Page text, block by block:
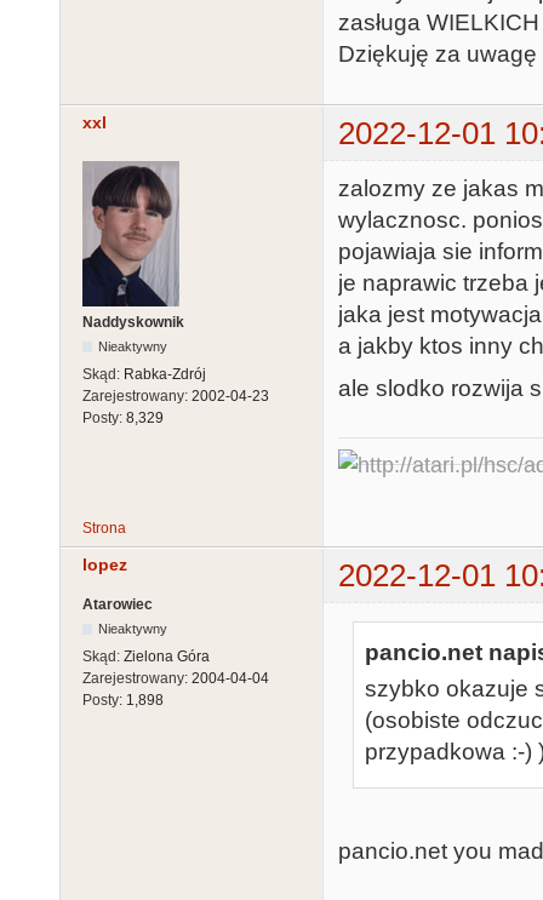
zasługa
Dziękuję za
xxl 2022-12-01
Naddyskownik
Nieaktywny
Skąd: Rabka-Zdrój
Zarejestrowany: 2002-04-23
Posty: 8,329
zalozmy ze jakas
wylacznosc.
pojawiaja sie
je naprawic trzeba
jaka jest
a jakby ktos inny
ale slodko rozwija
Strona
lopez 2022-12-01
Atarowiec
Nieaktywny
Skąd: Zielona Góra
Zarejestrowany: 2004-04-04
Posty: 1,898
pancio.net
szybko okazuje
(osobiste
przypadkowa :-)
pancio.net you